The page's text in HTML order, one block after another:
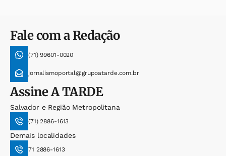
Fale com a Redação
(71) 99601-0020
jornalismoportal@grupoatarde.com.br
AssineA TARDE
Salvador e Região Metropolitana
(71) 2886-1613
Demais localidades
71 2886-1613